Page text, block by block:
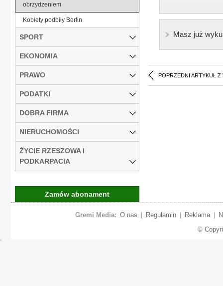
Masz już
POPRZEDNI ARTYKUŁ Z
obrzydzeniem
Kobiety podbiły Berlin
SPORT
EKONOMIA
PRAWO
PODATKI
DOBRA FIRMA
NIERUCHOMOŚCI
ŻYCIE RZESZOWA I
PODKARPACIA
Zamów abonament
Gremi Media: O nas Regulamin Reklama
©